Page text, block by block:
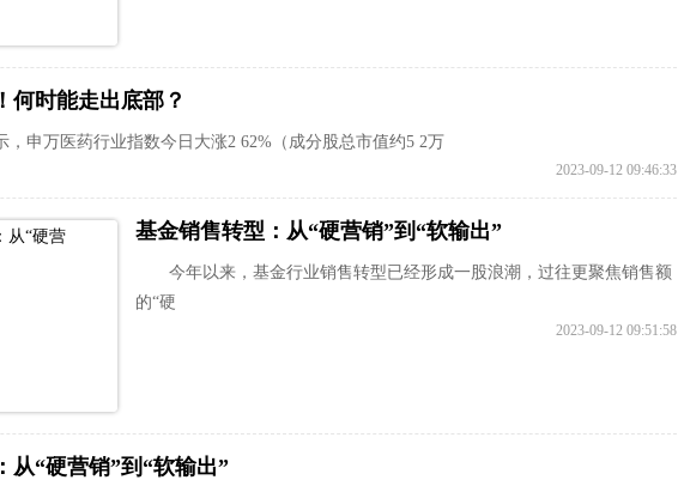
何时能走出底部？
，申万医药行业指数今日大涨2 62%（成分股总市值约5 2万
2023-09-12 09:46:33
基金销售转型：从“硬营销”到“软输出”
今年以来，基金行业销售转型已经形成一股浪潮，过往更聚焦销售额
的“硬
2023-09-12 09:51:58
从“硬营销”到“软输出”